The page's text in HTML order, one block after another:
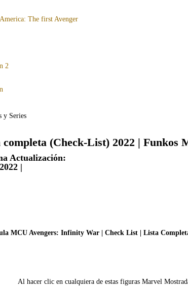
The first Avenger
2
y Series
completa (Check-List) 2022 |
Actualización:
|
Al hacer clic en cualquiera de estas figuras Marvel